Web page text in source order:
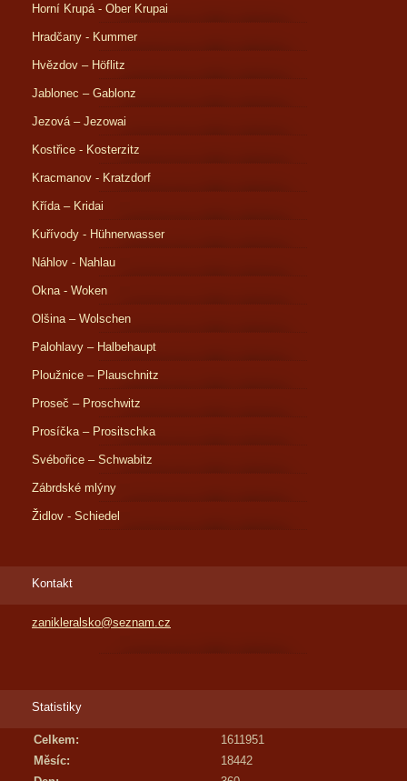
Horní Krupá - Ober Krupai
Hradčany - Kummer
Hvězdov – Höflitz
Jablonec – Gablonz
Jezová – Jezowai
Kostřice - Kosterzitz
Kracmanov - Kratzdorf
Křída – Kridai
Kuřívody - Hühnerwasser
Náhlov - Nahlau
Okna - Woken
Olšina – Wolschen
Palohlavy – Halbehaupt
Ploužnice – Plauschnitz
Proseč – Proschwitz
Prosíčka – Prositschka
Svébořice – Schwabitz
Zábrdské mlýny
Židlov - Schiedel
Kontakt
zanikleralsko@seznam.cz
Statistiky
Celkem:
1611951
Měsíc:
18442